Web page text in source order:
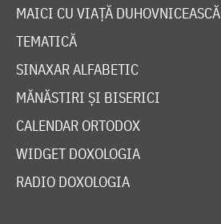
MAICI CU VIAȚĂ DUHOVNICEASCĂ
TEMATICĂ
SINAXAR ALFABETIC
MĂNĂSTIRI ȘI BISERICI
CALENDAR ORTODOX
WIDGET DOXOLOGIA
RADIO DOXOLOGIA